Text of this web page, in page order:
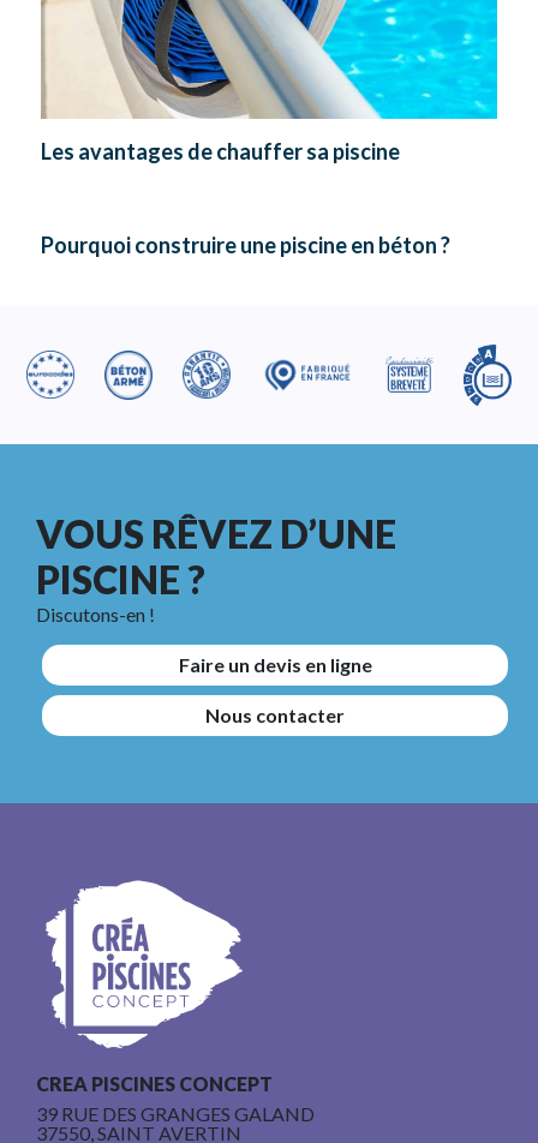
Les avantages de chauffer sa piscine
Pourquoi construire une piscine en béton ?
VOUS RÊVEZ D’UNE
PISCINE ?
Discutons-en !
Faire un devis en ligne
Nous contacter
CREA PISCINES CONCEPT
39 RUE DES GRANGES GALAND
37550, SAINT AVERTIN